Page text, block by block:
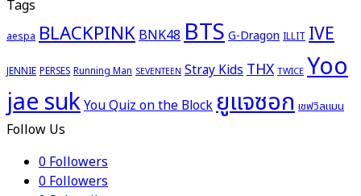
Tags
aespa BLACKPINKBNK48BTSG-Dragon ILLIT IVE
JENNIE PERSES Running Man SEVENTEEN Stray KidsTHX TWICE Yoo
jae sukYou Quiz on the Blockยูแจซอก เชฟวิลแมน
Follow Us
0Followers
0Followers